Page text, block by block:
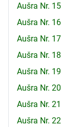
Aušra Nr. 15
Aušra Nr. 16
Aušra Nr. 17
Aušra Nr. 18
Aušra Nr. 19
Aušra Nr. 20
Aušra Nr. 21
Aušra Nr. 22